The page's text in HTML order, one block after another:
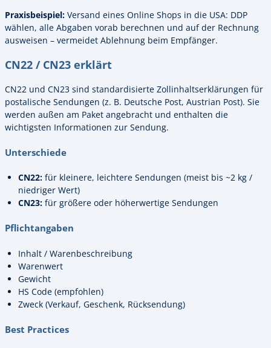
Praxisbeispiel: Versand eines Online Shops in die USA: DDP
wählen, alle Abgaben vorab berechnen und auf der Rechnung
ausweisen – vermeidet Ablehnung beim Empfänger.
CN22 / CN23 erklärt
CN22 und CN23 sind standardisierte Zollinhaltserklärungen für
postalische Sendungen (z. B. Deutsche Post, Austrian Post). Sie
werden außen am Paket angebracht und enthalten die
wichtigsten Informationen zur Sendung.
Unterschiede
CN22: für kleinere, leichtere Sendungen (meist bis ~2 kg /
niedriger Wert)
CN23: für größere oder höherwertige Sendungen
Pflichtangaben
Inhalt / Warenbeschreibung
Warenwert
Gewicht
HS Code (empfohlen)
Zweck (Verkauf, Geschenk, Rücksendung)
Best Practices